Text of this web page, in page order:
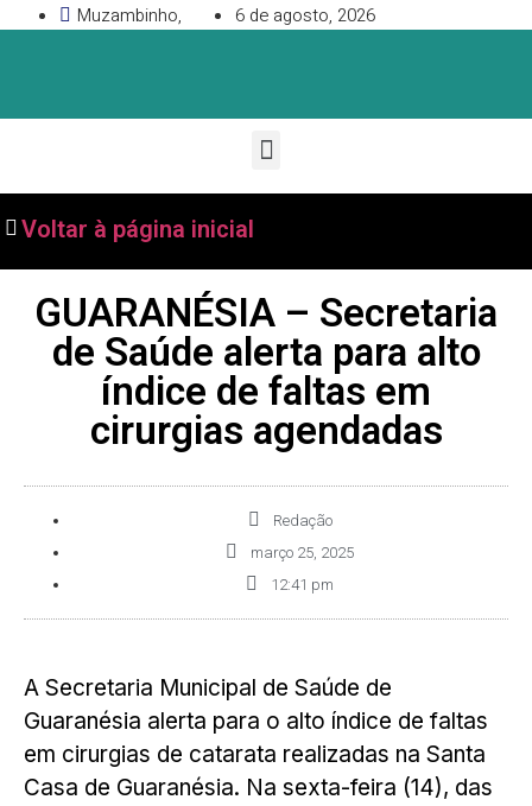
Muzambinho, 6 de agosto, 2026
Voltar à página inicial
GUARANÉSIA – Secretaria
de Saúde alerta para alto
índice de faltas em
cirurgias agendadas
Redação
março 25, 2025
12:41 pm
A Secretaria Municipal de Saúde de
Guaranésia alerta para o alto índice de faltas
em cirurgias de catarata realizadas na Santa
Casa de Guaranésia. Na sexta-feira (14), das